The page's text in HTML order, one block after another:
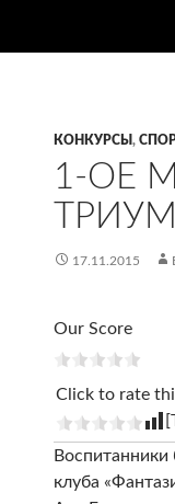
КОНКУРСЫ ,
1-ОЕ
17.11.2015
Our Score
Click to rate
Воспитанники
клуба